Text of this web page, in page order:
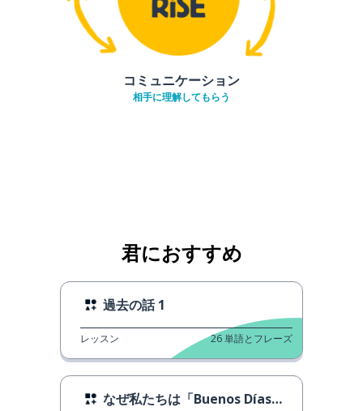
コミュニケーション
相手に理解してもらう
君におすすめ
過去の話 1
レッスン 26単語とフレーズ
なぜ私たちは「Buenos Días」と言うのか